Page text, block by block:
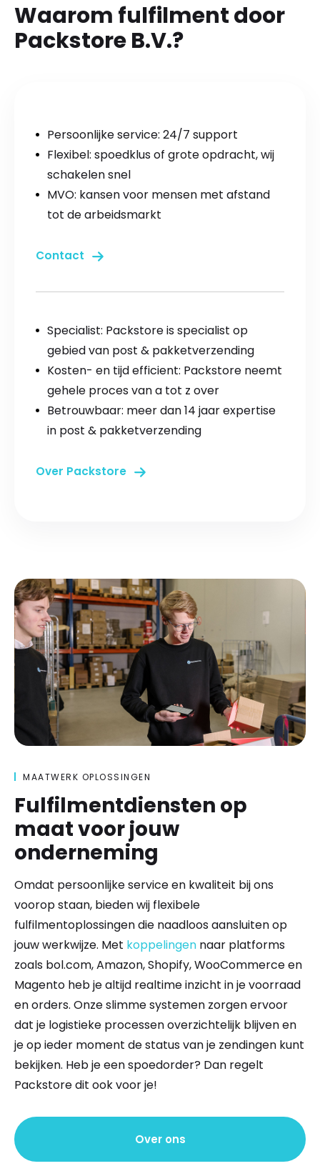
Waarom fulfilment door
Packstore B.V.?
Persoonlijke service: 24/7 support
Flexibel: spoedklus of grote opdracht, wij
schakelen snel
MVO: kansen voor mensen met afstand
tot de arbeidsmarkt
Contact
Specialist: Packstore is specialist op
gebied van post & pakketverzending
Kosten- en tijd efficient: Packstore neemt
gehele proces van a tot z over
Betrouwbaar: meer dan 14 jaar expertise
in post & pakketverzending
Over Packstore
MAATWERK OPLOSSINGEN
Fulfilmentdiensten op
maat voor jouw
onderneming
Omdat persoonlijke service en kwaliteit bij ons
voorop staan, bieden wij flexibele
fulfilmentoplossingen die naadloos aansluiten op
jouw werkwijze. Met koppelingen naar platforms
zoals bol.com, Amazon, Shopify, WooCommerce en
Magento heb je altijd realtime inzicht in je voorraad
en orders. Onze slimme systemen zorgen ervoor
dat je logistieke processen overzichtelijk blijven en
je op ieder moment de status van je zendingen kunt
bekijken. Heb je een spoedorder? Dan regelt
Packstore dit ook voor je!
Over ons